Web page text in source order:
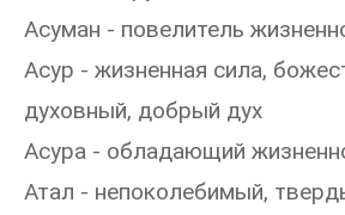
Асуман - повелитель
Асур - жизненная сила,
духовный, добрый дух
Асура - обладающий
Атал - непоколебимый,